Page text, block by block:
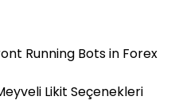
Running Bots in Forex
Likit Seçenekleri